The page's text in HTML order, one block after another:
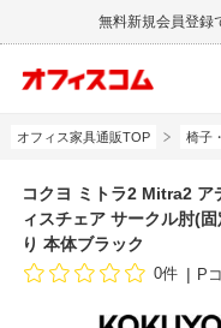
無料新規会員登録
オフィス家具通販TOP 椅子
コクヨ ミトラ2 Mitra2 ア
ィスチェア サークル肘(
り 本体ブラック
0件 P